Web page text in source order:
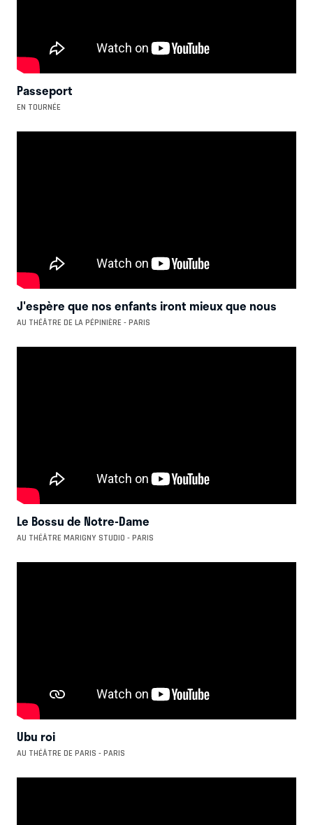
Passeport
EN TOURNÉE
J'espère que nos enfants iront mieux que nous
AU THÉÂTRE DE LA PÉPINIÈRE - PARIS
Le Bossu de Notre-Dame
AU THÉÂTRE MARIGNY STUDIO - PARIS
Ubu roi
AU THÉÂTRE DE PARIS - PARIS